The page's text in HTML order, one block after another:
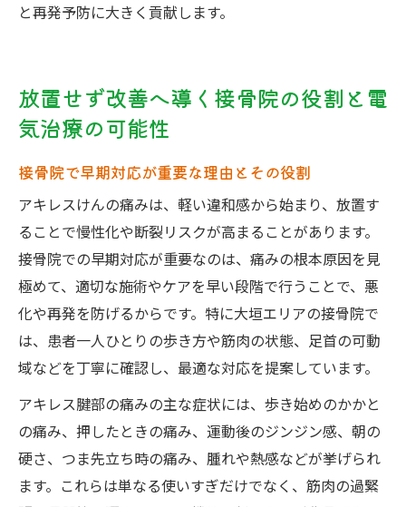
と再発予防に大きく貢献します。
放置せず改善へ導く接骨院の役割と電
気治療の可能性
接骨院で早期対応が重要な理由とその役割
アキレスけんの痛みは、軽い違和感から始まり、放置す
ることで慢性化や断裂リスクが高まることがあります。
接骨院での早期対応が重要なのは、痛みの根本原因を見
極めて、適切な施術やケアを早い段階で行うことで、悪
化や再発を防げるからです。特に大垣エリアの接骨院で
は、患者一人ひとりの歩き方や筋肉の状態、足首の可動
域などを丁寧に確認し、最適な対応を提案しています。
アキレス腱部の痛みの主な症状には、歩き始めのかかと
の痛み、押したときの痛み、運動後のジンジン感、朝の
硬さ、つま先立ち時の痛み、腫れや熱感などが挙げられ
ます。これらは単なる使いすぎだけでなく、筋肉の過緊